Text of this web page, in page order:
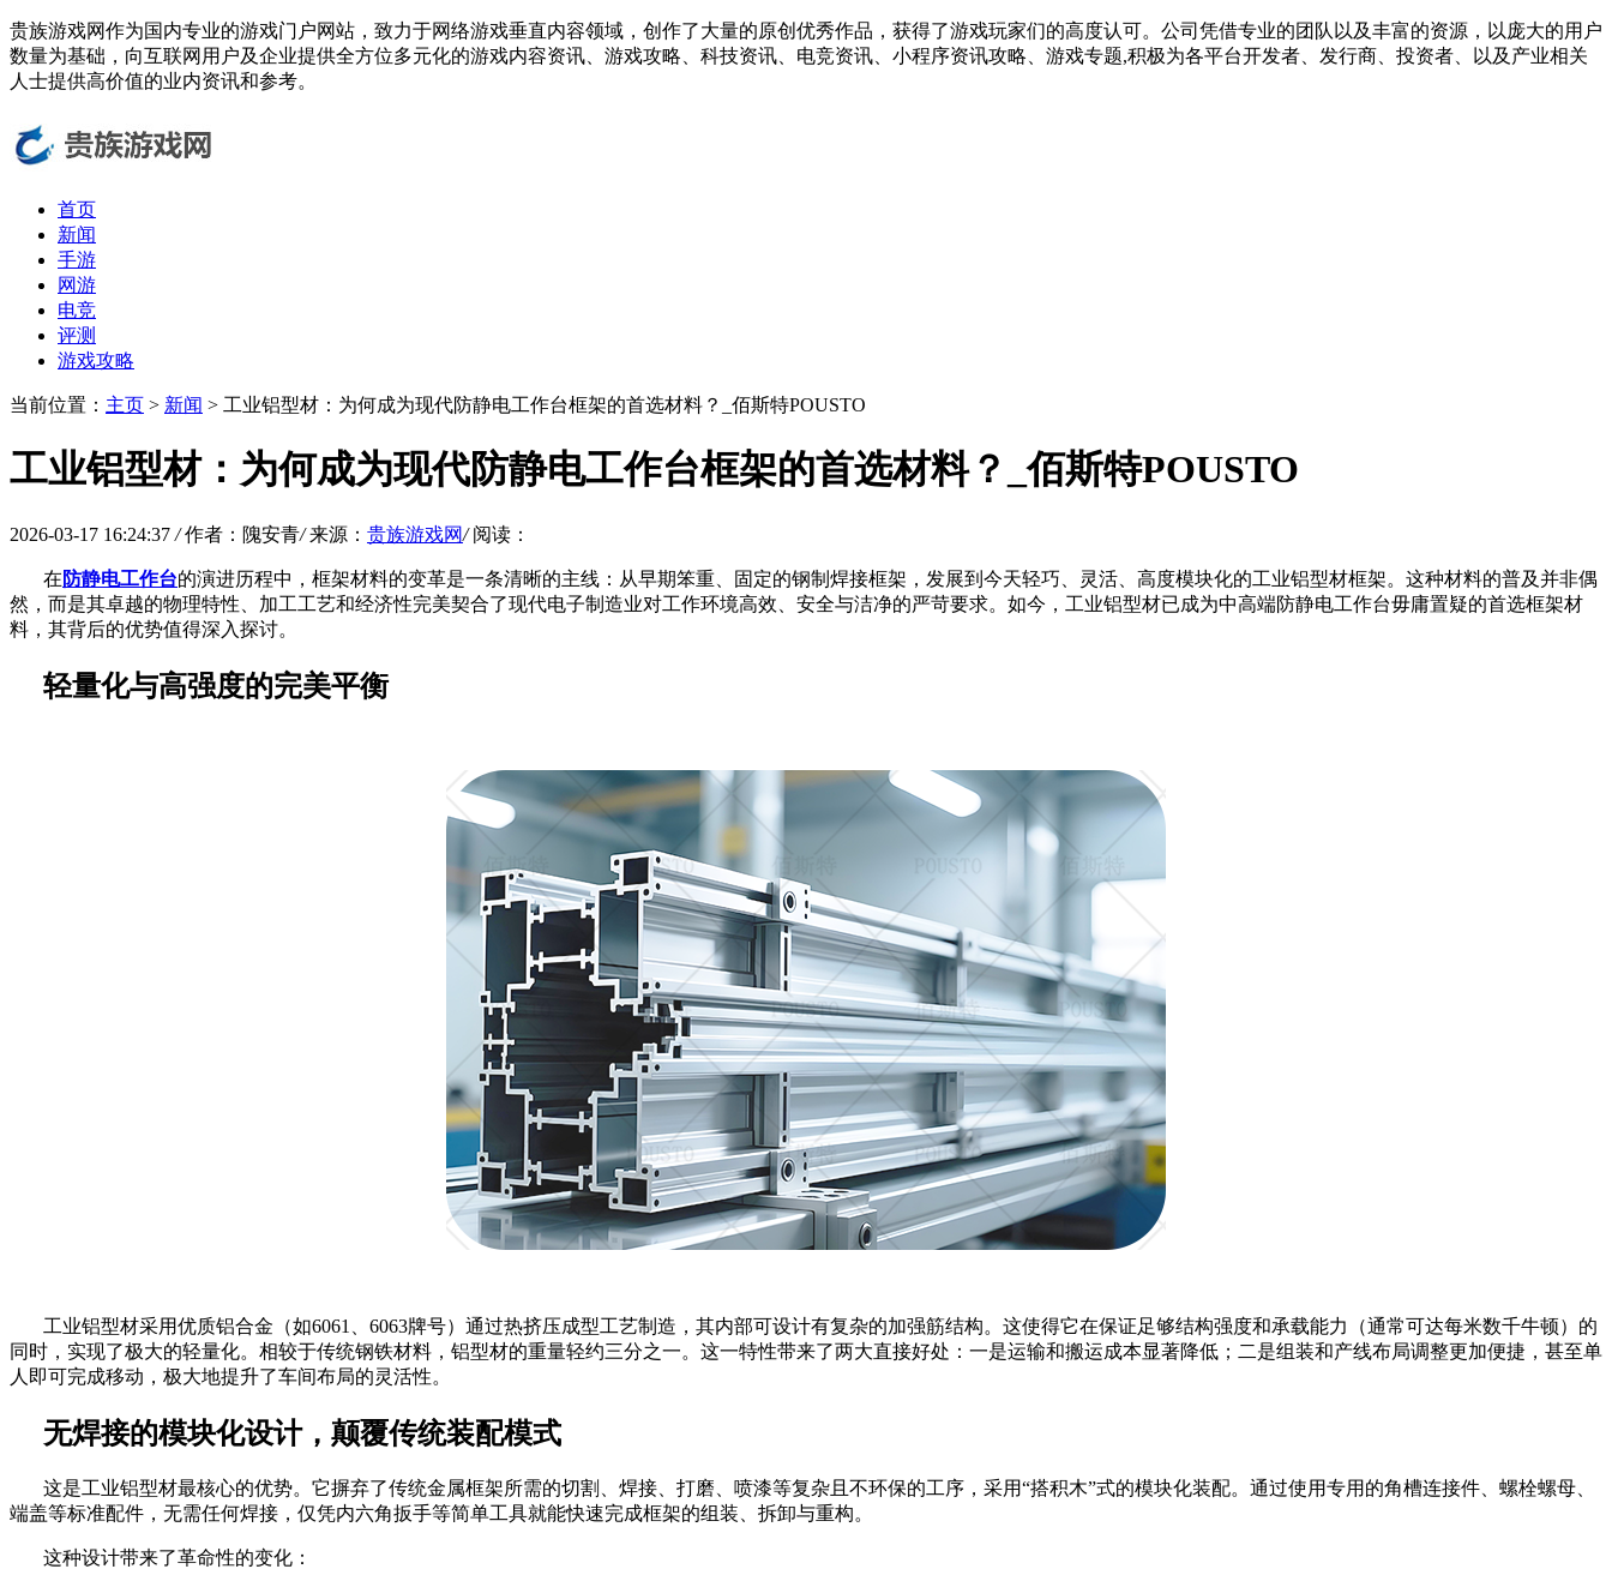
贵族游戏网作为国内专业的游戏门户网站，致力于网络游戏垂直内容领域，创作了大量的原创优秀作品，获得了游戏玩家们的高度认可。公司凭借专业的团队以及丰富的资源，以庞大的用户
数量为基础，向互联网用户及企业提供全方位多元化的游戏内容资讯、游戏攻略、科技资讯、电竞资讯、小程序资讯攻略、游戏专题,积极为各平台开发者、发行商、投资者、以及产业相关
人士提供高价值的业内资讯和参考。
首页
新闻
手游
网游
电竞
评测
游戏攻略
当前位置： 主页 > 新闻 > 工业铝型材：为何成为现代防静电工作台框架的首选材料？_佰斯特POUSTO
工业铝型材：为何成为现代防静电工作台框架的首选材料？_佰斯特POUSTO
2026-03-17 16:24:37 / 作者：隗安青/ 来源： 贵族游戏网/ 阅读：
在 防静电工作台的演进历程中，框架材料的变革是一条清晰的主线：从早期笨重、固定的钢制焊接框架，发展到今天轻巧、灵活、高度模块化的工业铝型材框架。这种材料的普及并非偶
然，而是其卓越的物理特性、加工工艺和经济性完美契合了现代电子制造业对工作环境高效、安全与洁净的严苛要求。如今，工业铝型材已成为中高端防静电工作台毋庸置疑的首选框架材
料，其背后的优势值得深入探讨。
轻量化与高强度的完美平衡
工业铝型材采用优质铝合金（如6061、6063牌号）通过热挤压成型工艺制造，其内部可设计有复杂的加强筋结构。这使得它在保证足够结构强度和承载能力（通常可达每米数千牛顿）的
同时，实现了极大的轻量化。相较于传统钢铁材料，铝型材的重量轻约三分之一。这一特性带来了两大直接好处：一是运输和搬运成本显著降低；二是组装和产线布局调整更加便捷，甚至单
人即可完成移动，极大地提升了车间布局的灵活性。
无焊接的模块化设计，颠覆传统装配模式
这是工业铝型材最核心的优势。它摒弃了传统金属框架所需的切割、焊接、打磨、喷漆等复杂且不环保的工序，采用“搭积木”式的模块化装配。通过使用专用的角槽连接件、螺栓螺母、
端盖等标准配件，无需任何焊接，仅凭内六角扳手等简单工具就能快速完成框架的组装、拆卸与重构。
这种设计带来了革命性的变化：